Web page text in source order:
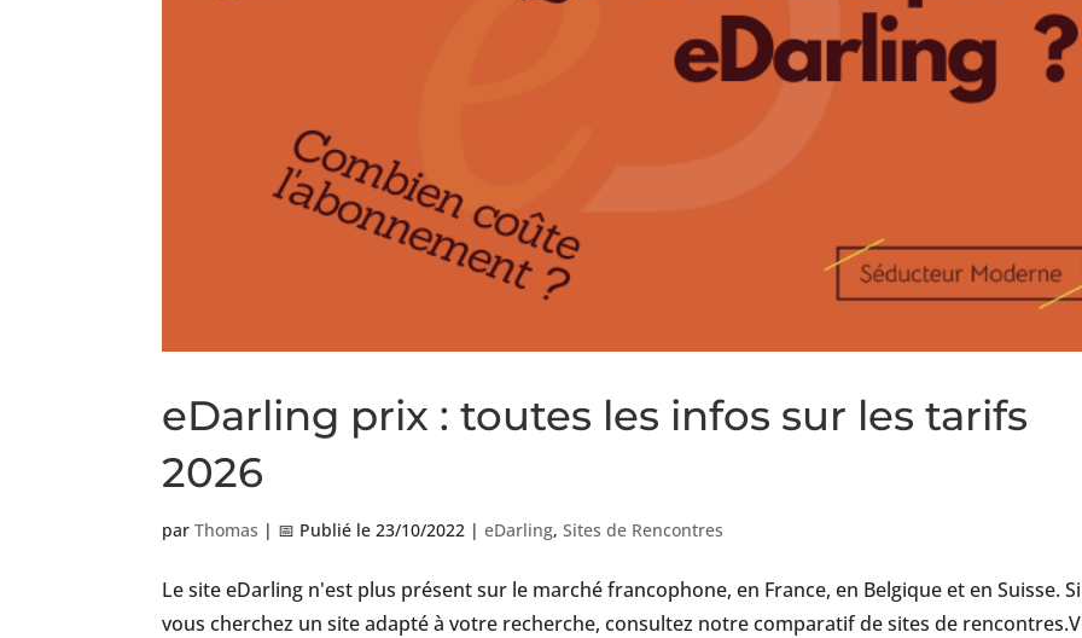
eDarling prix : toutes les infos sur les tarifs
2026
parThomas | 📅 Publié le 23/10/2022 |eDarling,Sites de Rencontres
Le site eDarling n'est plus présent sur le marché francophone, en France, en Belgique et en Suisse. Si
vous cherchez un site adapté à votre recherche, consultez notre comparatif de sites de